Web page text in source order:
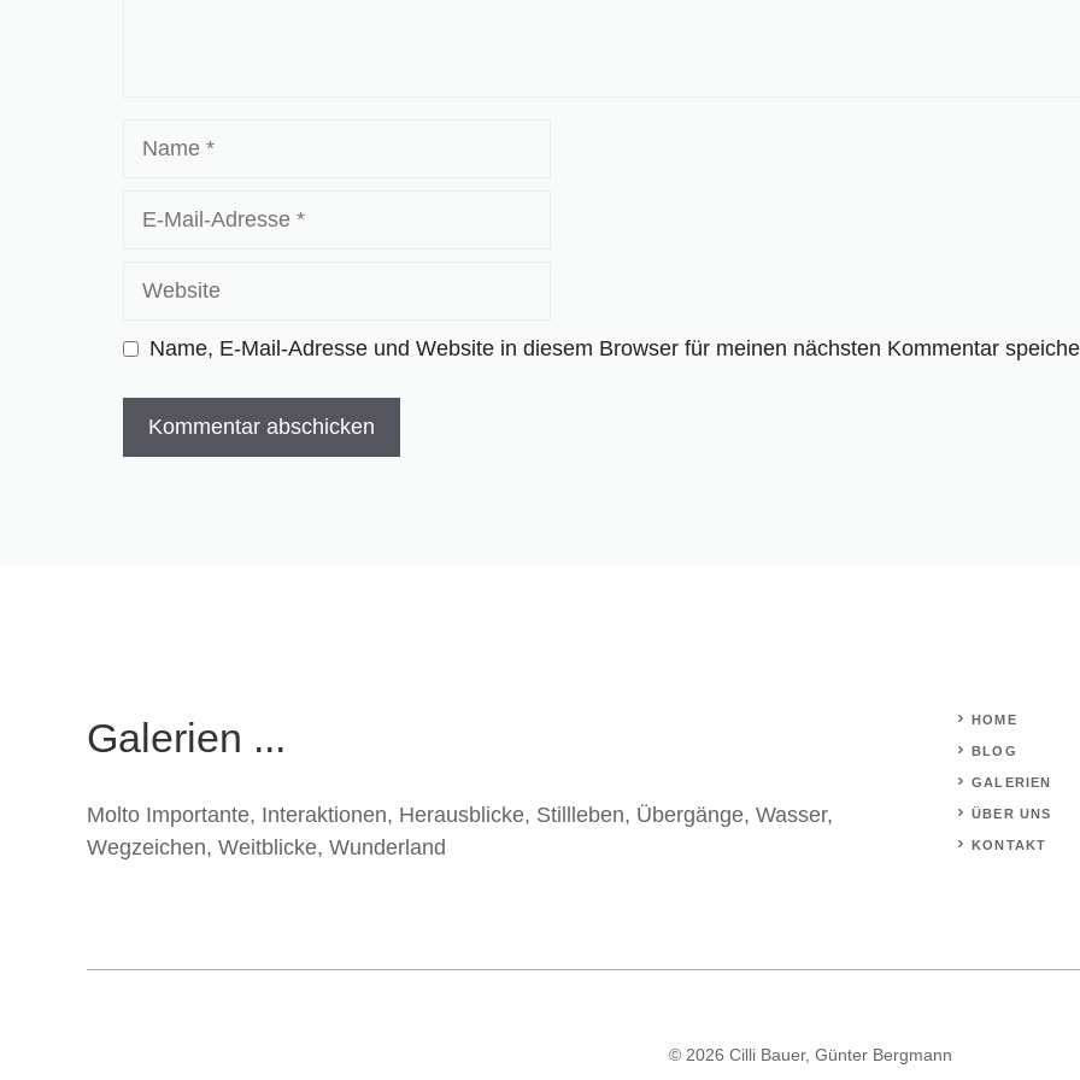
Name, E-Mail-Adresse und Website in diesem Browser für meinen nächsten Kommentar
Galerien ...
Molto Importante, Interaktionen, Herausblicke, Stillleben, Übergänge, Wasser,
Wegzeichen, Weitblicke, Wunderland
HOME
BLOG
GALERIEN
ÜBER UNS
KONTAKT
© 2026 Cilli Bauer, Günter Bergmann